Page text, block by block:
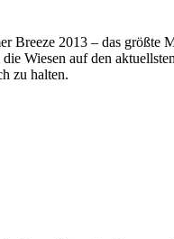
Breeze 2013 – das größte
Wiesen auf den
zu halten.